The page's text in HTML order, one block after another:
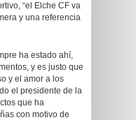
“el Elche CF va
y una referencia
ha estado ahí,
y es justo que
y el amor a los
el presidente de la
que ha
con motivo de